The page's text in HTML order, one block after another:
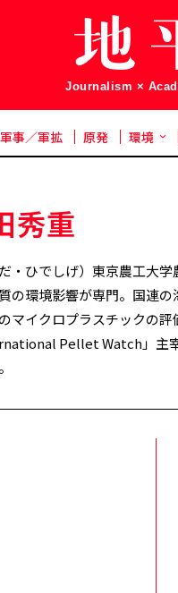
Journalism ×
軍事／軍拡 原発 環境
秀重
だ・ひでしげ）東京農工大
の環境影響が専門。国連
マイクロプラスチックの
Pellet Watch」主